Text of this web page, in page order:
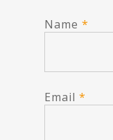
Name *
Email *